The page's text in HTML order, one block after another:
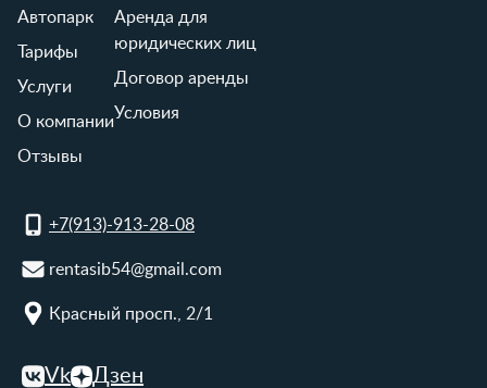
Автопарк
Тарифы
Услуги
О компании
Отзывы
Аренда для
юридических лиц
Договор аренды
Условия
+7(913)-913-28-08
rentasib54@gmail.com
Красный просп., 2/1
Vk Дзен